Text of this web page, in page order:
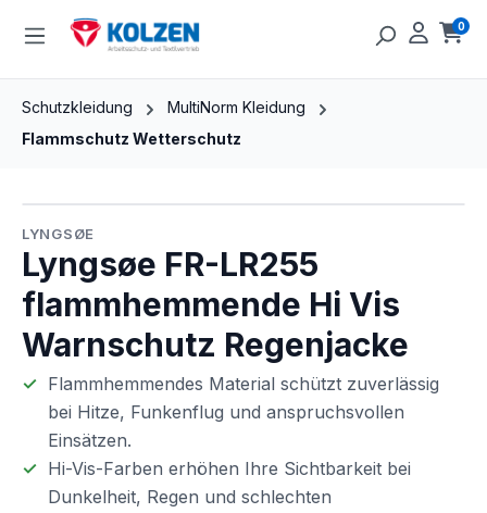
Zum Hauptinhalt springen 0
Schutzkleidung
MultiNorm Kleidung
Flammschutz Wetterschutz
LYNGSØE
Lyngsøe FR-LR255
flammhemmende Hi Vis
Warnschutz Regenjacke
Flammhemmendes Material schützt zuverlässig
bei Hitze, Funkenflug und anspruchsvollen
Einsätzen.
Hi-Vis-Farben erhöhen Ihre Sichtbarkeit bei
Dunkelheit, Regen und schlechten